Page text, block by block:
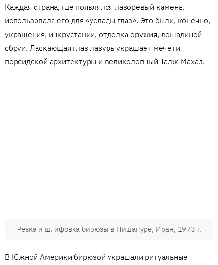
Каждая страна, где появлялся лазоревый камень,
использовала его для «услады глаз». Это были, конечно,
украшения, инкрустации, отделка оружия, лошадиной
сбруи. Ласкающая глаз лазурь украшает мечети
персидской архитектуры и великолепный Тадж-Махал.
Резка и шлифовка бирюзы в Нишапуре, Иран, 1973 г.
В Южной Америки бирюзой украшали ритуальные